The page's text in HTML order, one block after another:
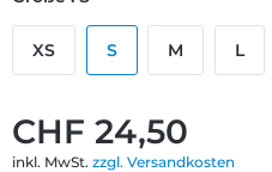
CHF 24,50
inkl. MwSt. zzgl. Versandkosten
XS S M L